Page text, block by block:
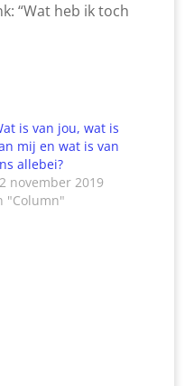
“Wat heb ik toch
is van jou, wat is
mij en wat is van
allebei?
november 2019
"Column"